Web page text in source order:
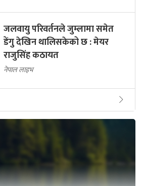
जलवायु परिवर्तनले जुम्लामा समेत
डेंगु देखिन थालिसकेको छ : मेयर
राजुसिंह कठायत
नेपाल लाइभ